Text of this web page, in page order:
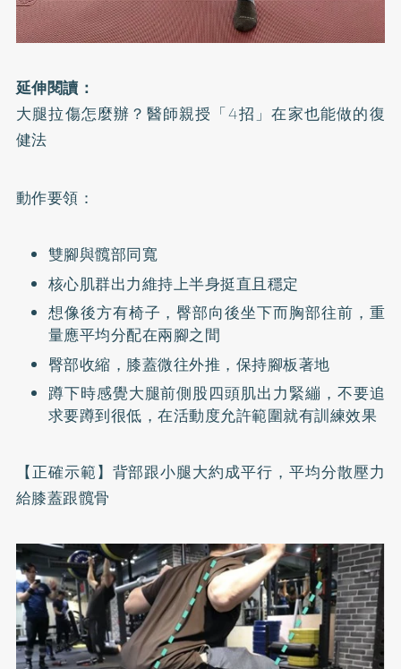
延伸閱讀：
大腿拉傷怎麼辦？醫師親授「4招」在家也能做的復
健法
動作要領：
雙腳與髖部同寬
核心肌群出力維持上半身挺直且穩定
想像後方有椅子，臀部向後坐下而胸部往前，重
量應平均分配在兩腳之間
臀部收縮，膝蓋微往外推，保持腳板著地
蹲下時感覺大腿前側股四頭肌出力緊繃，不要追
求要蹲到很低，在活動度允許範圍就有訓練效果
【正確示範】背部跟小腿大約成平行，平均分散壓力
給膝蓋跟髖骨